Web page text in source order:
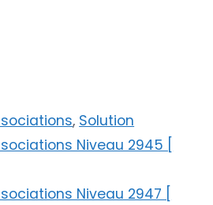
, Solution
Niveau 2945 [
Niveau 2947 [